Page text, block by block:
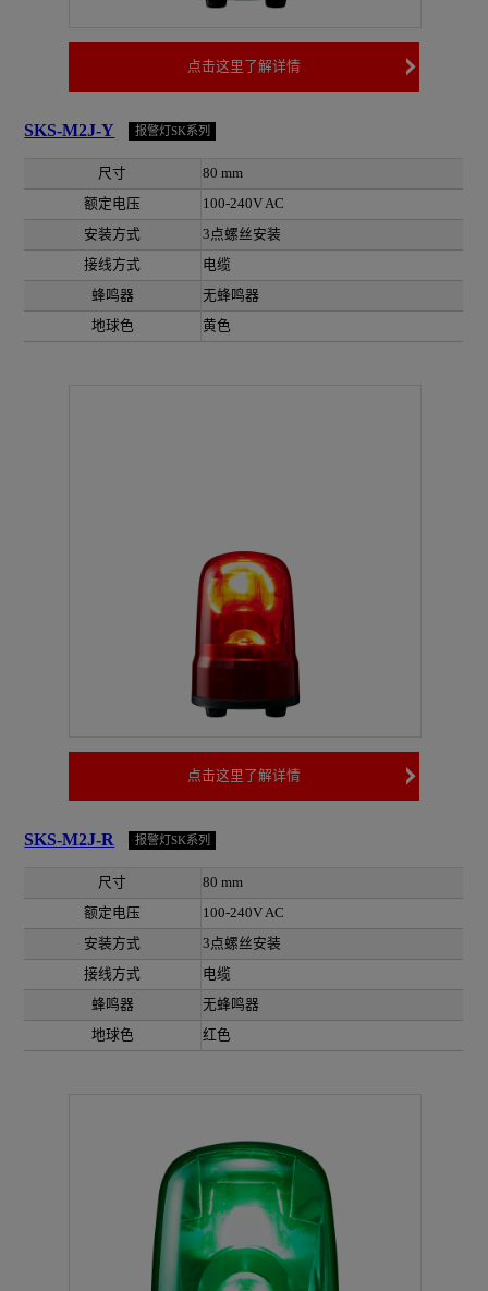
点击这里了解详情
SKS-M2J-Y 报警灯SK系列
尺寸
80 mm
额定电压
100-240V AC
安装方式
3点螺丝安装
接线方式
电缆
蜂鸣器
无蜂鸣器
地球色
黄色
点击这里了解详情
SKS-M2J-R 报警灯SK系列
尺寸
80 mm
额定电压
100-240V AC
安装方式
3点螺丝安装
接线方式
电缆
蜂鸣器
无蜂鸣器
地球色
红色